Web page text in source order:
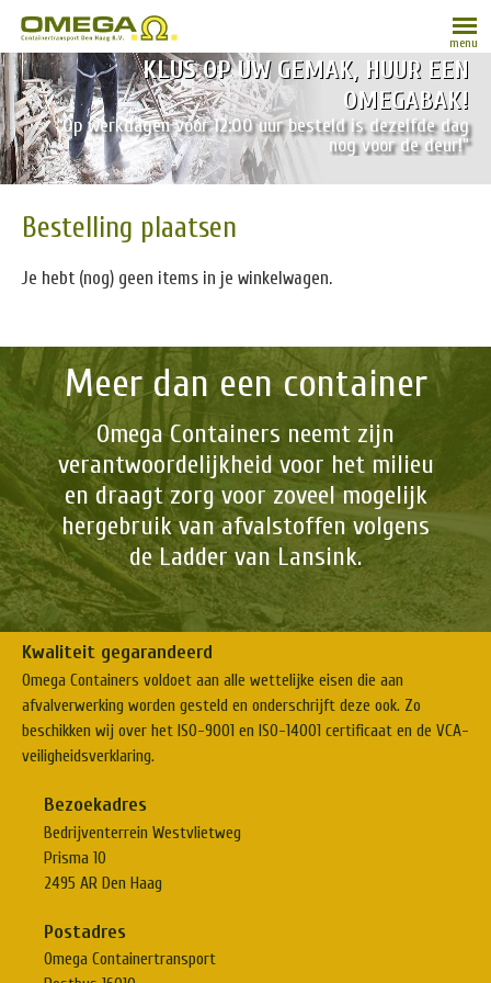
menu
KLUS OP UW GEMAK, HUUR EEN
OMEGABAK!
“Op werkdagen vóór 12:00 uur besteld is dezelfde dag
nog voor de deur!”
Bestelling plaatsen
Je hebt (nog) geen items in je winkelwagen.
Meer dan een container
Omega Containers neemt zijn
verantwoordelijkheid voor het milieu
en draagt zorg voor zoveel mogelijk
hergebruik van afvalstoffen volgens
de Ladder van Lansink.
Kwaliteit gegarandeerd
Omega Containers voldoet aan alle wettelijke eisen die aan
afvalverwerking worden gesteld en onderschrijft deze ook. Zo
beschikken wij over het ISO-9001 en ISO-14001 certificaat en de VCA-
veiligheidsverklaring.
Bezoekadres
Bedrijventerrein Westvlietweg
Prisma 10
2495 AR Den Haag
Postadres
Omega Containertransport